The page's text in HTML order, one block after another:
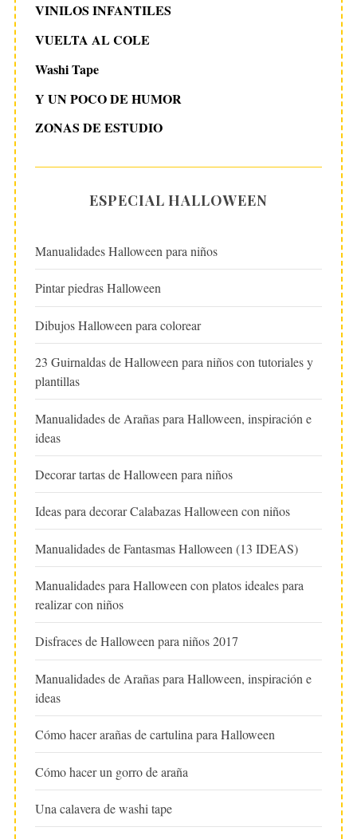
VINILOS INFANTILES
VUELTA AL COLE
Washi Tape
Y UN POCO DE HUMOR
ZONAS DE ESTUDIO
ESPECIAL HALLOWEEN
Manualidades Halloween para niños
Pintar piedras Halloween
Dibujos Halloween para colorear
23 Guirnaldas de Halloween para niños con tutoriales y
plantillas
Manualidades de Arañas para Halloween, inspiración e
ideas
Decorar tartas de Halloween para niños
Ideas para decorar Calabazas Halloween con niños
Manualidades de Fantasmas Halloween (13 IDEAS)
Manualidades para Halloween con platos ideales para
realizar con niños
Disfraces de Halloween para niños 2017
Manualidades de Arañas para Halloween, inspiración e
ideas
Cómo hacer arañas de cartulina para Halloween
Cómo hacer un gorro de araña
Una calavera de washi tape